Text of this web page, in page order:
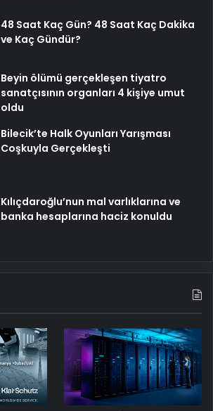
48 Saat Kaç Gün? 48 Saat Kaç Dakika
ve Kaç Gündür?
Beyin ölümü gerçekleşen tiyatro
sanatçısının organları 4 kişiye umut
oldu
Bilecik’te Halk Oyunları Yarışması
Coşkuyla Gerçekleşti
Kılıçdaroğlu’nun mal varlıklarına ve
banka hesaplarına haciz konuldu